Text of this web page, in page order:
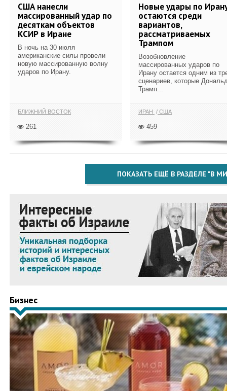
США нанесли
массированный удар по
десяткам объектов
КСИР в Иране
В ночь на 30 июля
американские силы провели
новую массированную волну
ударов по Ирану.
БЛИЖНИЙ ВОСТОК
261
Новые удары по
остаются среди
вариантов,
рассматриваемых
Трампом
Возобновление
массированных ударов по
Ирану остается одним из
сценариев, которые
Трамп...
ИРАН США
459
ПОКАЗАТЬ ЕЩЁ В РАЗДЕЛЕ "В
Бизнес